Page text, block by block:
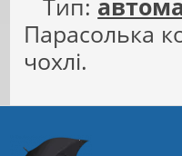
Тип:
Парасолька
чохлі.